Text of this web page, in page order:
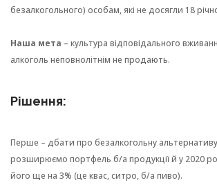
безалкогольного) особам, які не досягли 18
Наша мета – культура відповідального
алкоголь неповнолітнім не продають.
Рішення:
Перше – дбати про безалкогольну
розширюємо портфель б/а продукції й у 2020
його ще на 3% (це квас, ситро, б/а пиво).